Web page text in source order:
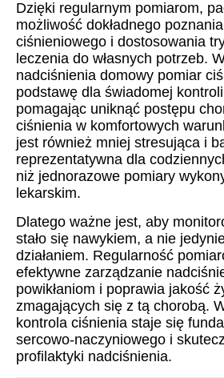
Dzięki regularnym pomiarom,
możliwość dokładnego
ciśnieniowego i dostosowania
leczenia do własnych potrzeb.
nadciśnienia domowy pomiar
podstawę dla świadomej
pomagając uniknąć postępu
ciśnienia w komfortowych
jest również mniej stresująca i
reprezentatywna dla
niż jednorazowe pomiary
lekarskim.
Dlatego ważne jest, aby
stało się nawykiem, a nie
działaniem. Regularność
efektywne zarządzanie
powikłaniom i poprawia jakość
zmagających się z tą chorobą.
kontrola ciśnienia staje się
sercowo-naczyniowego i
profilaktyki nadciśnienia.